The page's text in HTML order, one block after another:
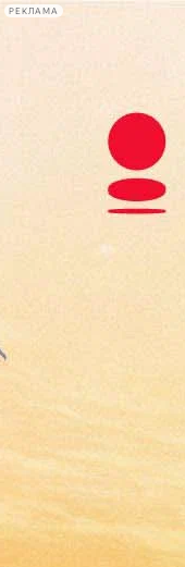
РЕКЛАМА
Сегодня:
2026.08.07
11:23
Афиша Plus